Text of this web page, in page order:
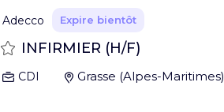
Adecco Expire bientôt
Sauvegarder
INFIRMIER (H/F)
CDI Grasse (Alpes-Maritimes)